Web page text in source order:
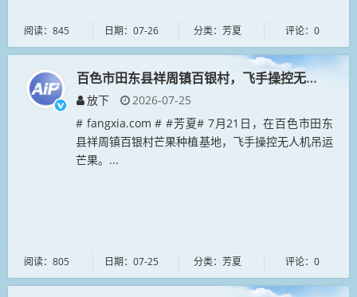
阅读：845 日期：07-26 分类：芳夏 评论：0
百色市田东县祥周镇百银村，飞手操控无人机吊
放下
2026-07-25
# fangxia.com # #芳夏# 7月21日，在百色市田东
县祥周镇百银村芒果种植基地，飞手操控无人机吊运
芒果。...
阅读：805 日期：07-25 分类：芳夏 评论：0